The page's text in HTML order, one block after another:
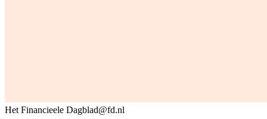
Het Financieele Dagblad@fd.nl